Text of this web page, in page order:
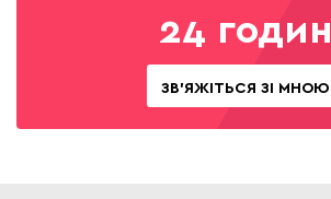
24 годин
ЗВ'ЯЖІТЬСЯ ЗІ МНОЮ